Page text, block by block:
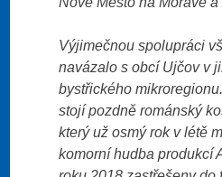
Výjimečnou spolupráci
navázalo s obcí Ujčov v
bystřického
stojí pozdně románský
který už osmý rok v létě
komorní hudba produkcí